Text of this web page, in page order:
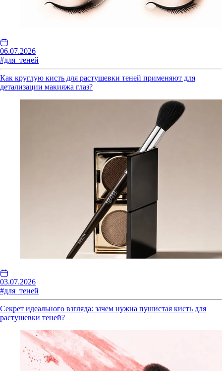
06.07.2026
#для_теней
Как круглую кисть для растушевки теней применяют для
детализации макияжа глаз?
03.07.2026
#для_теней
Секрет идеального взгляда: зачем нужна пушистая кисть для
растушевки теней?